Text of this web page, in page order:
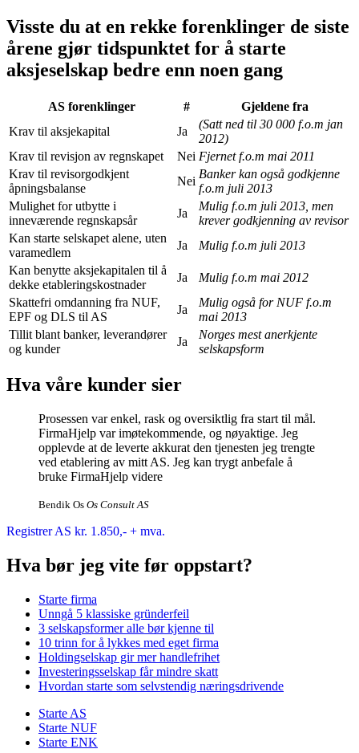
Visste du at en rekke forenklinger de siste
årene gjør tidspunktet for å starte
aksjeselskap bedre enn noen gang
AS forenklinger #
Gjeldene fra
Krav til aksjekapital
Ja
(Satt ned til 30 000 f.o.m jan
2012)
Krav til revisjon av regnskapet
Nei Fjernet f.o.m mai 2011
Krav til revisorgodkjent
åpningsbalanse
Nei
Banker kan også godkjenne
f.o.m juli 2013
Mulighet for utbytte i
inneværende regnskapsår
Ja
Mulig f.o.m juli 2013, men
krever godkjenning av revisor
Kan starte selskapet alene, uten
varamedlem
Ja
Mulig f.o.m juli 2013
Kan benytte aksjekapitalen til å
dekke etableringskostnader
Ja
Mulig f.o.m mai 2012
Skattefri omdanning fra NUF,
EPF og DLS til AS
Ja
Mulig også for NUF f.o.m
mai 2013
Tillit blant banker, leverandører
og kunder
Ja
Norges mest anerkjente
selskapsform
Hva våre kunder sier
Prosessen var enkel, rask og oversiktlig fra start til mål.
FirmaHjelp var imøtekommende, og nøyaktige. Jeg
opplevde at de leverte akkurat den tjenesten jeg trengte
ved etablering av mitt AS. Jeg kan trygt anbefale å
bruke FirmaHjelp videre
Bendik Os Os Consult AS
Registrer AS kr. 1.850,- + mva.
Hva bør jeg vite før oppstart?
Starte firma
Unngå 5 klassiske gründerfeil
3 selskapsformer alle bør kjenne til
10 trinn for å lykkes med eget firma
Holdingselskap gir mer handlefrihet
Investeringsselskap får mindre skatt
Hvordan starte som selvstendig næringsdrivende
Starte AS
Starte NUF
Starte ENK